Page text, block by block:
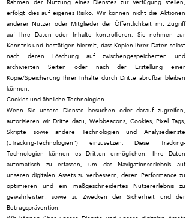
erfolgt dies auf eigenes Risiko. Wir können nicht die Aktionen
anderer Nutzer oder Mitglieder der Öffentlichkeit mit Zugriff
auf Ihre Daten oder Inhalte kontrollieren. Sie nehmen zur
Kenntnis und bestätigen hiermit, dass Kopien Ihrer Daten selbst
nach deren Löschung auf zwischengespeicherten und
archivierten Seiten oder nach der Erstellung einer
Kopie/Speicherung Ihrer Inhalte durch Dritte abrufbar bleiben
können.
Cookies und ähnliche Technologien
Wenn Sie unsere Dienste besuchen oder darauf zugreifen,
autorisieren wir Dritte dazu, Webbeacons, Cookies, Pixel Tags,
Skripte sowie andere Technologien und Analysedienste
(„Tracking-Technologien“) einzusetzen. Diese Tracking-
Technologien können es Dritten ermöglichen, Ihre Daten
automatisch zu erfassen, um das Navigationserlebnis auf
unseren digitalen Assets zu verbessern, deren Performance zu
optimieren und ein maßgeschneidertes Nutzererlebnis zu
gewährleisten, sowie zu Zwecken der Sicherheit und der
Betrugsprävention.